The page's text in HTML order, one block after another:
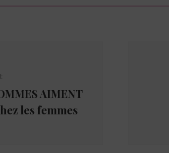
AIMENT
les femmes